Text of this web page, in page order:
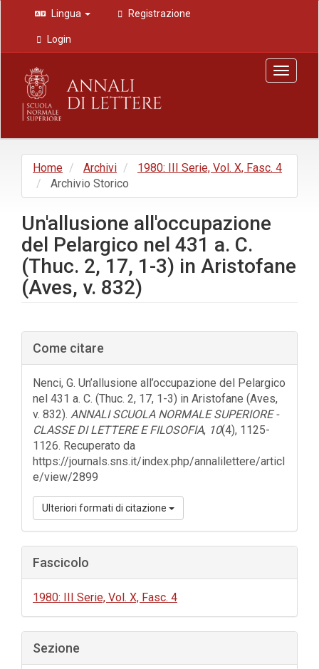
Navigazione
principale
Contenuto
principale
Barra
laterale
Lingua Registrazione
Login
Toggle
Home Archivi
1980: III Serie, Vol. X, Fasc. 4
Archivio Storico
Un'allusione all'occupazione
del Pelargico nel 431 a. C.
(Thuc. 2, 17, 1-3) in Aristofane
(Aves, v. 832)
Barra
laterale
dell'articolo
Come citare
Nenci, G. Un’allusione all’occupazione del Pelargico
nel 431 a. C. (Thuc. 2, 17, 1-3) in Aristofane (Aves,
v. 832). ANNALI SCUOLA NORMALE SUPERIORE -
CLASSE DI LETTERE E FILOSOFIA, 10(4), 1125-
1126. Recuperato da
https://journals.sns.it/index.php/annalilettere/articl
e/view/2899
Ulteriori formati di citazione
Fascicolo
1980: III Serie, Vol. X, Fasc. 4
Sezione